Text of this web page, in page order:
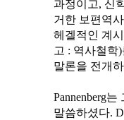
과정이고, 신
거한 보편역
헤겔적인 계
고 : 역사철학
말론을 전개
Pannenberg
말씀하셨다.